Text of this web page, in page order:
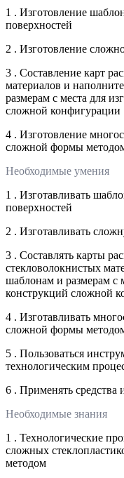
1 . Изготовление
поверхностей
2 . Изготовление
3 . Составление карт
материалов и
размерам с места для
сложной конфигурации
4 . Изготовление
сложной формы
Необходимые умения
1 . Изготавливать
поверхностей
2 . Изготавливать
3 . Составлять карты
стекловолокнистых
шаблонам и размерам с
конструкций сложной
4 . Изготавливать
сложной формы
5 . Пользоваться
технологическим
6 . Применять
Необходимые знания
1 . Технологические
сложных
методом